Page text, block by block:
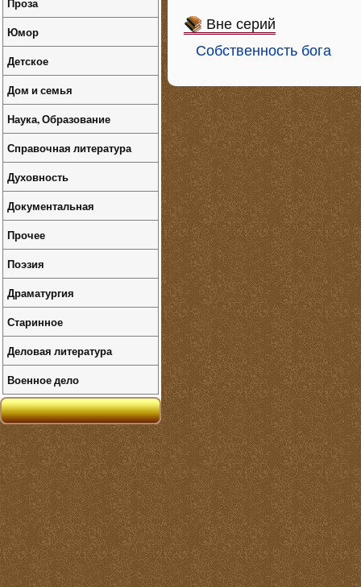
Вне серий
Собственность бога
Юмор
Детское
Дом и семья
Наука, Образование
Справочная литература
Духовность
Документальная
Прочее
Поэзия
Драматургия
Старинное
Деловая литература
Военное дело